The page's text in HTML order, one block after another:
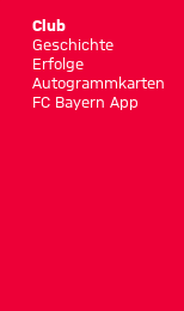
Club
Geschichte
Erfolge
Autogrammkarten
FC Bayern App